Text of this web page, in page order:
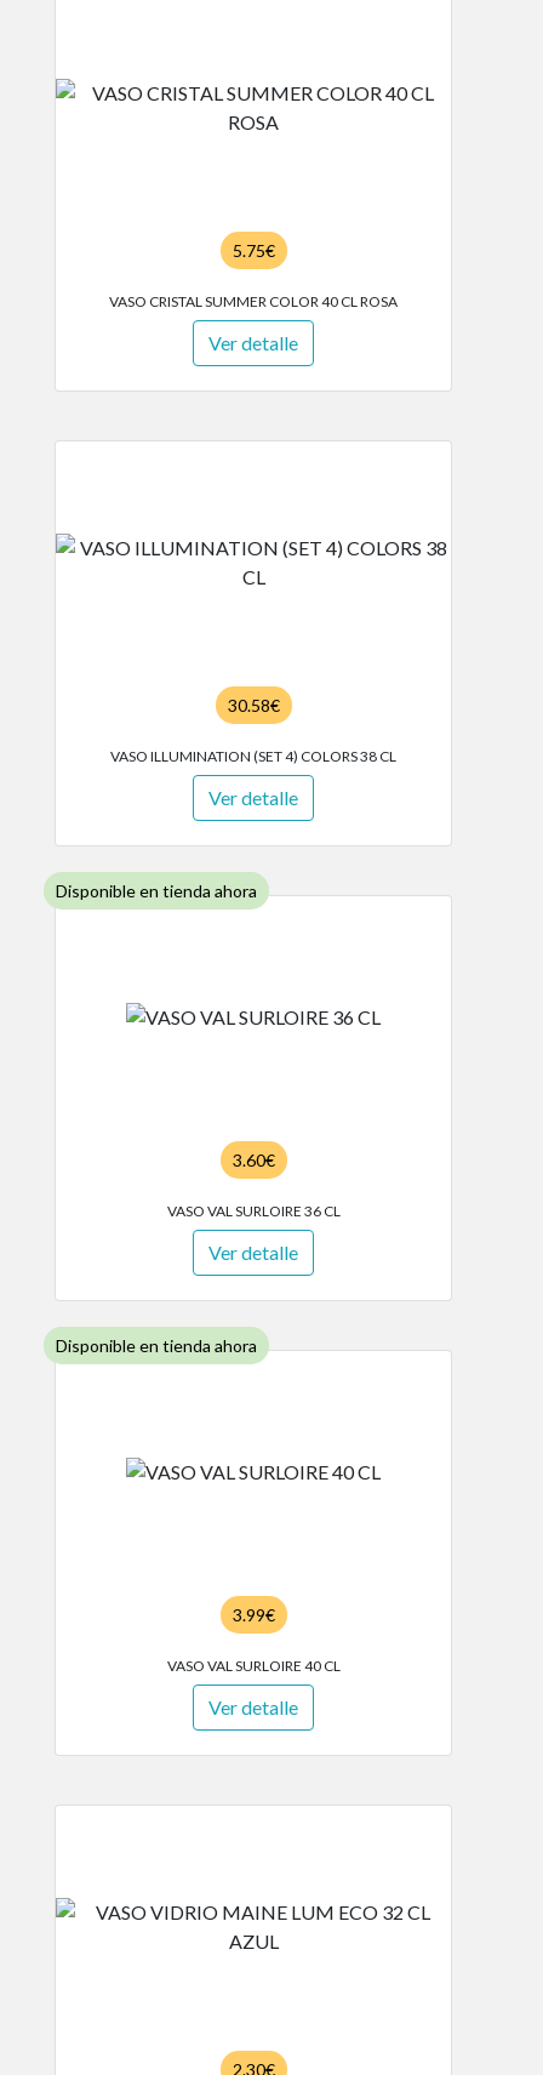
5.75€
VASO CRISTAL SUMMER COLOR 40 CL ROSA
Ver detalle
30.58€
VASO ILLUMINATION (SET 4) COLORS 38 CL
Ver detalle
Disponible en tienda ahora
3.60€
VASO VAL SURLOIRE 36 CL
Ver detalle
Disponible en tienda ahora
3.99€
VASO VAL SURLOIRE 40 CL
Ver detalle
2.30€